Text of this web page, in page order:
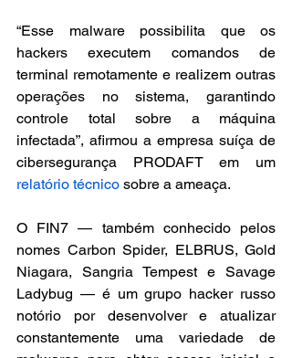
“Esse malware possibilita que os
hackers executem comandos de
terminal remotamente e realizem outras
operações no sistema, garantindo
controle total sobre a máquina
infectada”, afirmou a empresa suíça de
relatório técnico sobre a ameaça.
O FIN7 — também conhecido pelos
nomes Carbon Spider, ELBRUS, Gold
Niagara, Sangria Tempest e Savage
Ladybug — é um grupo hacker russo
notório por desenvolver e atualizar
constantemente uma variedade de